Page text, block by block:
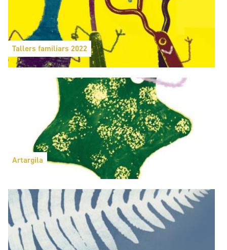
Tallers familiars 2022
Artargila